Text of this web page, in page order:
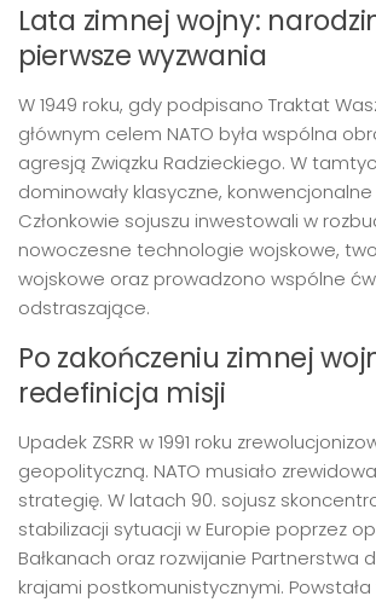
Lata zimnej wojny:
pierwsze wyzwania
W 1949 roku, gdy podpisano Traktat
głównym celem NATO była wspólna
agresją Związku Radzieckiego. W
dominowały klasyczne, konwencjonalne
Członkowie sojuszu inwestowali w
nowoczesne technologie wojskowe,
wojskowe oraz prowadzono wspólne
odstraszające.
Po zakończeniu zimnej
redefinicja misji
Upadek ZSRR w 1991 roku
geopolityczną. NATO musiało
strategię. W latach 90. sojusz
stabilizacji sytuacji w Europie poprzez
Bałkanach oraz rozwijanie Partnerstwa
krajami postkomunistycznymi.